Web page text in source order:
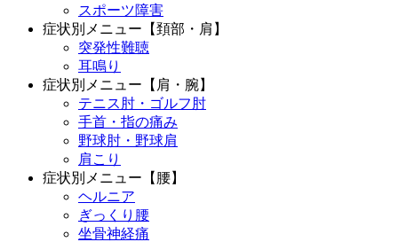
スポーツ障害
症状別メニュー【頚部・肩】
突発性難聴
耳鳴り
症状別メニュー【肩・腕】
テニス肘・ゴルフ肘
手首・指の痛み
野球肘・野球肩
肩こり
症状別メニュー【腰】
ヘルニア
ぎっくり腰
坐骨神経痛